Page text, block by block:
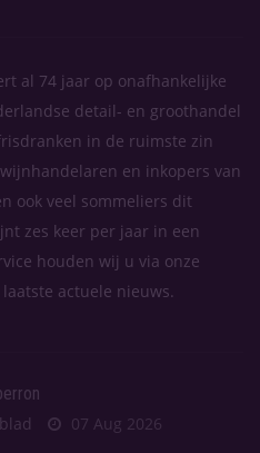
al 74 jaar op onafhankelijke
detail- en groothandel
in de ruimste zin
en inkopers van
ook veel sommeliers dit
zes keer per jaar in een
houden wij u via onze
actuele nieuws.
07 Aug 2026